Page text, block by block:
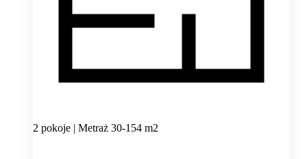
2 pokoje | Metraż 30-154 m2